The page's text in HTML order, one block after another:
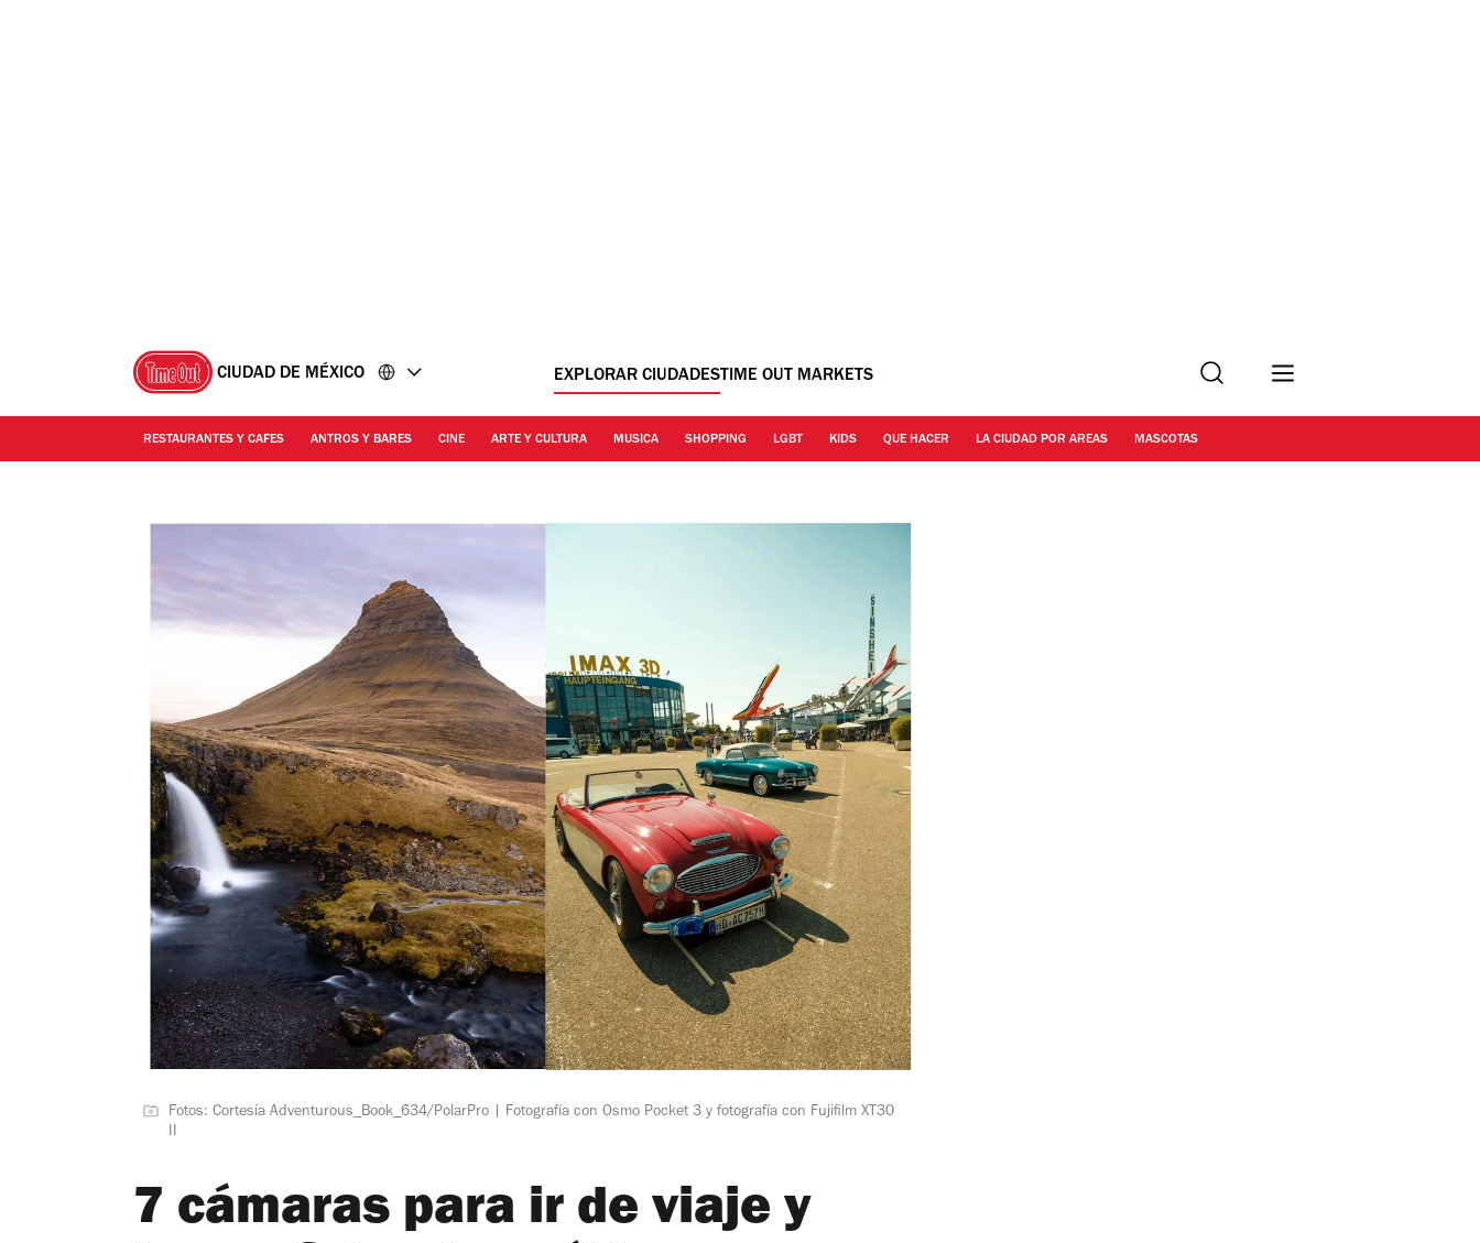
CIUDAD DE MÉXICO EXPLORAR CIUDADESTIME OUT MARKETS Buscar
RESTAURANTES Y CAFES ANTROS Y BARES CINE ARTE Y CULTURA MUSICA SHOPPING LGBT KIDS QUE HACER LA CIUDAD POR AREAS MASCOTAS
Fotos: Cortesía Adventurous_Book_634/PolarPro | Fotografía con Osmo Pocket 3 y fotografía con Fujifilm XT30
II
7 cámaras para ir de viaje y